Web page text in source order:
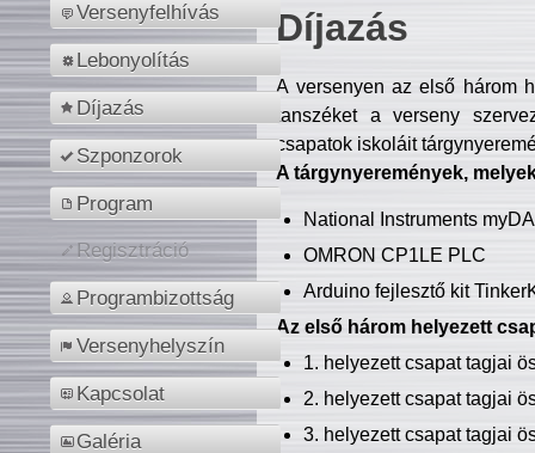
Versenyfelhívás
Lebonyolítás
Díjazás
Szponzorok
Program
Regisztráció
Programbizottság
Versenyhelyszín
Kapcsolat
Galéria
Díjazás
A versenyen az első három
tanszéket a verseny
csapatok iskoláit
A tárgynyeremények,
National Instruments
OMRON CP1LE PLC
Arduino fejlesztő kit
Az első három helyezett
1. helyezett csapat tagjai
2. helyezett csapat tagjai
3. helyezett csapat tagjai